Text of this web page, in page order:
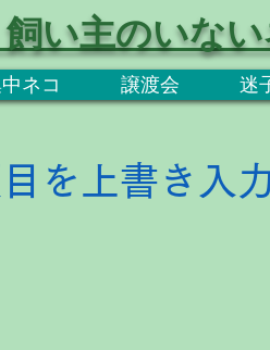
ネコ 譲渡会 迷
い主のいない
を上書き入